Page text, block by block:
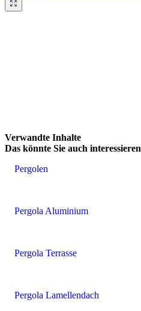
Verwandte Inhalte
Das könnte Sie auch interessieren
Pergolen
Pergola Aluminium
Pergola Terrasse
Pergola Lamellendach